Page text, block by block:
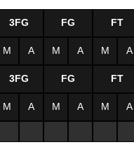
3FG FG FT
M A M A M A
3FG FG FT
M A M A M A